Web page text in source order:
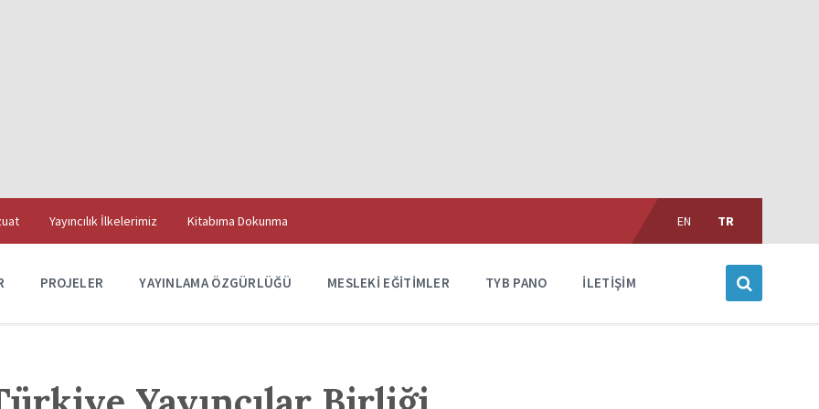
Yayıncılık İlkelerimiz
Kitabıma Dokunma
Choose
language:
EN TR
PROJELER YAYINLAMA ÖZGÜRLÜĞÜ MESLEKI EĞITIMLER TYB PANO İLETIŞIM